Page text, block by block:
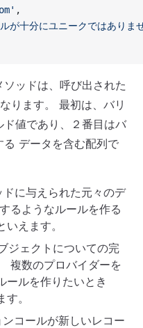
,
が十分にユニークではありま
ッドは、呼び出された
ります。 最初は、バリ
値であり、２番目はバ
る データを含む配列で
に与えられた元々のデ
るようなルールを作る
えます。
ジェクトについての完
複数のプロバイダーを
ールを作りたいとき
。
コールが新しいレコー